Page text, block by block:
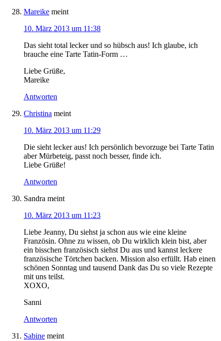
Mareike meint
10. März 2013 um 11:38
Das sieht total lecker und so hübsch aus! Ich glaube, ich
brauche eine Tarte Tatin-Form …
Liebe Grüße,
Mareike
Antworten
Christina meint
10. März 2013 um 11:29
Die sieht lecker aus! Ich persönlich bevorzuge bei Tarte Tatin
aber Mürbeteig, passt noch besser, finde ich.
Liebe Grüße!
Antworten
Sandra meint
10. März 2013 um 11:23
Liebe Jeanny, Du siehst ja schon aus wie eine kleine
Französin. Ohne zu wissen, ob Du wirklich klein bist, aber
ein bisschen französisch siehst Du aus und kannst leckere
französische Törtchen backen. Mission also erfüllt. Hab einen
schönen Sonntag und tausend Dank das Du so viele Rezepte
mit uns teilst.
XOXO,
Sanni
Antworten
Sabine meint